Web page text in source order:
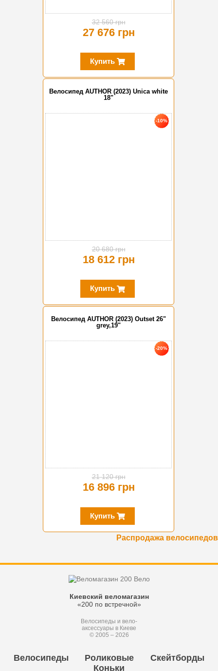
32 560 грн
27 676 грн
Купить
Велосипед AUTHOR (2023) Unica white
18"
-10%
20 680 грн
18 612 грн
Купить
Велосипед AUTHOR (2023) Outset 26"
grey,19"
-20%
21 120 грн
16 896 грн
Купить
Распродажа велосипедов
Киевский веломагазин
«200 по встречной»
Велосипеды и вело-
аксессуары в Киеве
© 2005 – 2026
Велосипеды
Роликовые
Коньки
Скейтборды